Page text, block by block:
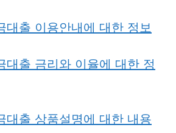
대출 이용안내에 대한 정보
대출 금리와 이율에 대한 정
대출 상품설명에 대한 내용